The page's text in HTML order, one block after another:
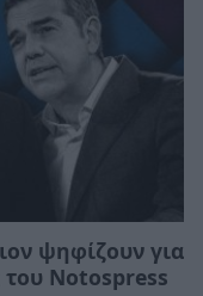
ψηφίζουν για
Νotospress